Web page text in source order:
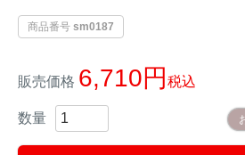
商品番号 sm0187
販売価格 6,710 税込
動物の種類から対策商品
イノシシ対策